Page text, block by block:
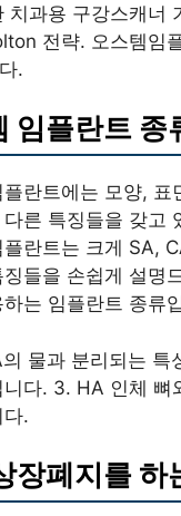
치과용 구강스캐너
전략. 오스템임
.
임플란트 종
란트에는 모양,
다른 특징들을 갖고
플란트는 크게 SA,
들을 손쉽게 설명
는 임플란트 종류
물과 분리되는 특
니다. 3. HA 인체 뼈
다.
장폐지를 하